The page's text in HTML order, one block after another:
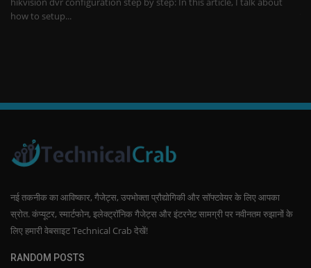
बार मैसेज...
नई तकनीक का आविष्कार, गैजेट्स, उपभोक्ता प्रौद्योगिकी और सॉफ्टवेयर के लिए आपका
स्रोत. कंप्यूटर, स्मार्टफोन, इलेक्ट्रॉनिक गैजेट्स और इंटरनेट सामग्री पर नवीनतम रुझानों के
लिए हमारी वेबसाइट Technical Crab देखें!
RANDOM POSTS